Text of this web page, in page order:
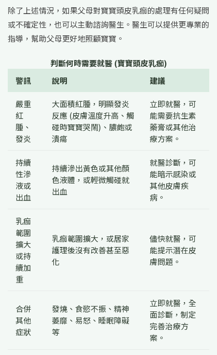
除了上述情況，如果父母對寶寶頭皮乳痂的處理有任何疑問
或不確定性，也可以主動諮詢醫生。醫生可以提供更專業的
指導，幫助父母更好地照顧寶寶。
判斷何時需要就醫 (寶寶頭皮乳痂)
警訊
說明
建議
嚴重
紅
腫、
發炎
大面積紅腫，明顯發炎
反應 (皮膚溫度升高、觸
碰時寶寶哭鬧)、膿皰或
潰瘍
立即就醫，可
能需要抗生素
藥膏或其他治
療方案。
持續
性滲
液或
出血
持續滲出黃色或其他顏
色液體，或輕微觸碰就
出血
就醫診斷，可
能暗示感染或
其他皮膚疾
病。
乳痂
範圍
擴大
或持
續加
重
乳痂範圍擴大，或居家
護理後沒有改善甚至惡
化
儘快就醫，可
能提示潛在皮
膚問題。
合併
其他
症狀
發燒、食慾不振、精神
萎靡、易怒、睡眠障礙
等
立即就醫，全
面診斷，制定
完善治療方
案。